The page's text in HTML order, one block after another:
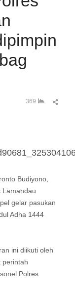
369
Budiyono,
Lamandau
gelar pasukan
Adha 1444
ini diikuti oleh
perintah
Polres